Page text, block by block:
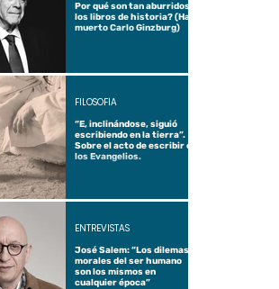
Por qué son tan aburridos
los libros de historia? (Ha
muerto Carlo Ginzburg)
“E, inclinándose, siguió
escribiendo en la tierra”.
Sobre el acto de escribir en
los Evangelios.
FILOSOFÍA
José Salem: “Los dilemas
morales del ser humano
son los mismos en
cualquier época”
ENTREVISTAS